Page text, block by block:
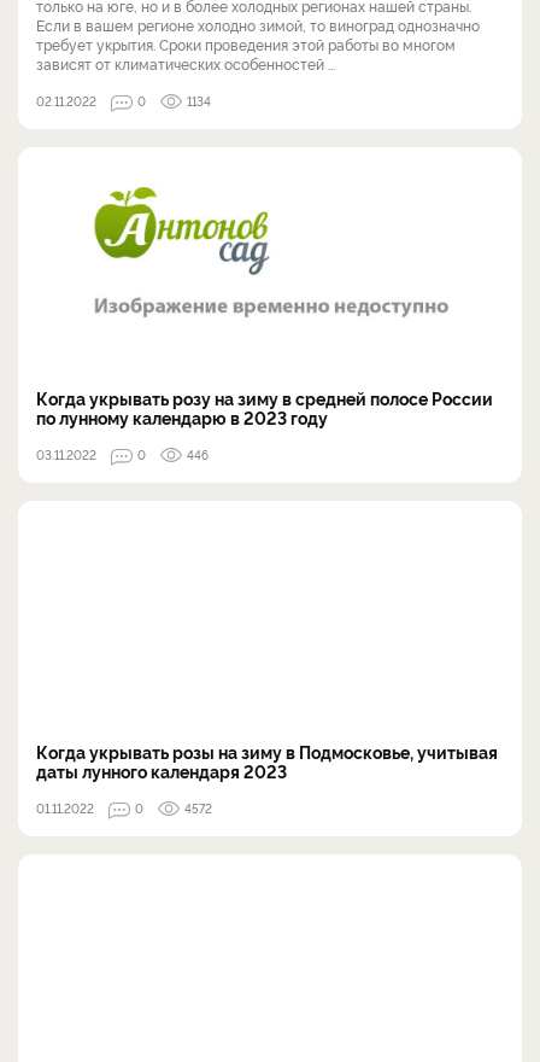
только на юге, но и в более холодных регионах нашей страны.
Если в вашем регионе холодно зимой, то виноград однозначно
требует укрытия. Сроки проведения этой работы во многом
зависят от климатических особенностей ...
02.11.2022 0 1134
Когда укрывать розу на зиму в средней полосе России
по лунному календарю в 2023 году
03.11.2022 0 446
Когда укрывать розы на зиму в Подмосковье, учитывая
даты лунного календаря 2023
01.11.2022 0 4572